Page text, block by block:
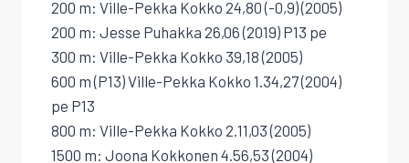
200 m: Ville-Pekka Kokko 24,80 (-0,9) (2005)
200 m: Jesse Puhakka 26,06 (2019) P13 pe
300 m: Ville-Pekka Kokko 39,18 (2005)
600 m (P13) Ville-Pekka Kokko 1.34,27 (2004)
pe P13
800 m: Ville-Pekka Kokko 2.11,03 (2005)
1500 m: Joona Kokkonen 4.56,53 (2004)